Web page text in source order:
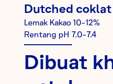
Dutched
Lemak Kakao 10-12%
Rentang pH 7.0-7.4
Dibuat